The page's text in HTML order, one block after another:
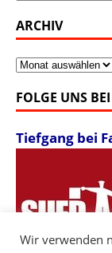
ARCHIV
Archiv
FOLGE UNS
Tiefgang bei
Wir verwenden